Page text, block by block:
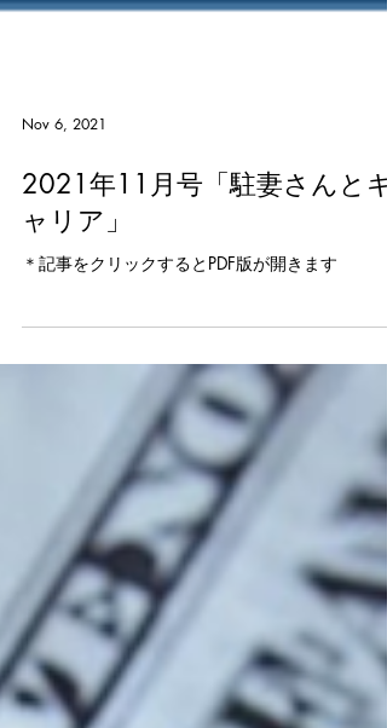
Nov 6, 2021
2021年11月号「駐妻さんとキ
ャリア」